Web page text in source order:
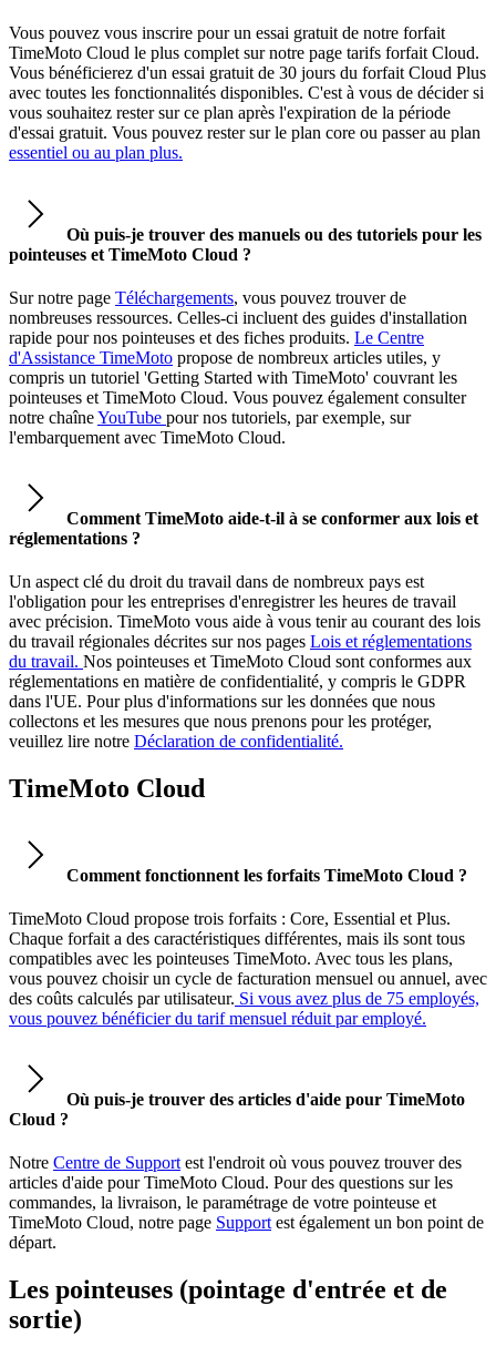
Vous pouvez vous inscrire pour un essai gratuit de notre forfait
TimeMoto Cloud le plus complet sur notre page tarifs forfait Cloud.
Vous bénéficierez d'un essai gratuit de 30 jours du forfait Cloud Plus
avec toutes les fonctionnalités disponibles. C'est à vous de décider si
vous souhaitez rester sur ce plan après l'expiration de la période
d'essai gratuit. Vous pouvez rester sur le plan core ou passer au plan
essentiel ou au plan plus.
Où puis-je trouver des manuels ou des tutoriels pour les
pointeuses et TimeMoto Cloud ?
Sur notre page Téléchargements, vous pouvez trouver de
nombreuses ressources. Celles-ci incluent des guides d'installation
rapide pour nos pointeuses et des fiches produits. Le Centre
d'Assistance TimeMoto propose de nombreux articles utiles, y
compris un tutoriel 'Getting Started with TimeMoto' couvrant les
pointeuses et TimeMoto Cloud. Vous pouvez également consulter
notre chaîneYouTube pour nos tutoriels, par exemple, sur
l'embarquement avec TimeMoto Cloud.
Comment TimeMoto aide-t-il à se conformer aux lois et
réglementations ?
Un aspect clé du droit du travail dans de nombreux pays est
l'obligation pour les entreprises d'enregistrer les heures de travail
avec précision. TimeMoto vous aide à vous tenir au courant des lois
du travail régionales décrites sur nos pages Lois et réglementations
du travail. Nos pointeuses et TimeMoto Cloud sont conformes aux
réglementations en matière de confidentialité, y compris le GDPR
dans l'UE. Pour plus d'informations sur les données que nous
collectons et les mesures que nous prenons pour les protéger,
veuillez lire notre Déclaration de confidentialité.
TimeMoto Cloud
Comment fonctionnent les forfaits TimeMoto Cloud ?
TimeMoto Cloud propose trois forfaits : Core, Essential et Plus.
Chaque forfait a des caractéristiques différentes, mais ils sont tous
compatibles avec les pointeuses TimeMoto. Avec tous les plans,
vous pouvez choisir un cycle de facturation mensuel ou annuel, avec
des coûts calculés par utilisateur. Si vous avez plus de 75 employés,
vous pouvez bénéficier du tarif mensuel réduit par employé.
Où puis-je trouver des articles d'aide pour TimeMoto
Cloud ?
Notre Centre de Supportest l'endroit où vous pouvez trouver des
articles d'aide pour TimeMoto Cloud. Pour des questions sur les
commandes, la livraison, le paramétrage de votre pointeuse et
TimeMoto Cloud, notre page Supportest également un bon point de
départ.
Les pointeuses (pointage d'entrée et de
sortie)